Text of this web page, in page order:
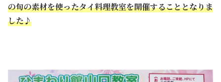
の旬の素材を使ったタイ料理教室を開催することとなりま
した♪